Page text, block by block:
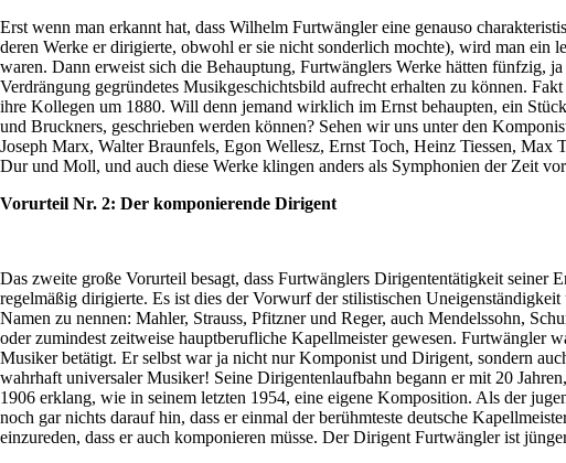
Erst wenn man erkannt hat, dass Wilhelm Furtwängler eine genauso
deren Werke er dirigierte, obwohl er sie nicht sonderlich mochte), wird man
waren. Dann erweist sich die Behauptung, Furtwänglers Werke hätten fünfzig,
Verdrängung gegründetes Musikgeschichtsbild aufrecht erhalten zu können.
ihre Kollegen um 1880. Will denn jemand wirklich im Ernst behaupten, ein
und Bruckners, geschrieben werden können? Sehen wir uns unter den
Joseph Marx, Walter Braunfels, Egon Wellesz, Ernst Toch, Heinz Tiessen,
Dur und Moll, und auch diese Werke klingen anders als Symphonien der Zeit
Vorurteil Nr. 2: Der komponierende Dirigent
Das zweite große Vorurteil besagt, dass Furtwänglers Dirigententätigkeit
regelmäßig dirigierte. Es ist dies der Vorwurf der stilistischen
Namen zu nennen: Mahler, Strauss, Pfitzner und Reger, auch Mendelssohn,
oder zumindest zeitweise hauptberufliche Kapellmeister gewesen. Furtwängler
Musiker betätigt. Er selbst war ja nicht nur Komponist und Dirigent, sondern
wahrhaft universaler Musiker! Seine Dirigentenlaufbahn begann er mit 20
1906 erklang, wie in seinem letzten 1954, eine eigene Komposition. Als der
noch gar nichts darauf hin, dass er einmal der berühmteste deutsche
einzureden, dass er auch komponieren müsse. Der Dirigent Furtwängler ist